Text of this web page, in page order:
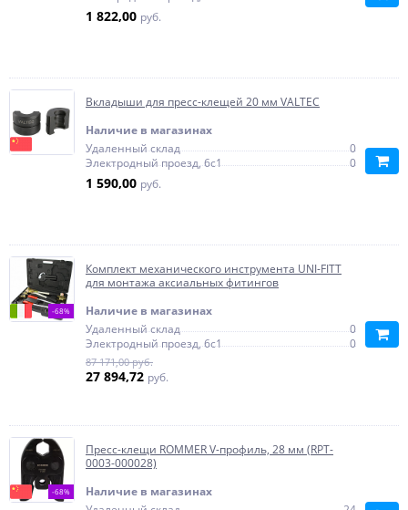
1 822,00 руб.
Вкладыши для пресс-клещей 20 мм VALTEC
Наличие в магазинах
Удаленный склад
0
Электродный проезд, 6с1
0
1 590,00 руб.
-68%
Комплект механического инструмента UNI-FITT
для монтажа аксиальных фитингов
Наличие в магазинах
Удаленный склад
0
Электродный проезд, 6с1
0
87 171,00 руб.
27 894,72 руб.
-68%
Пресс-клещи ROMMER V-профиль, 28 мм (RPT-
0003-000028)
Наличие в магазинах